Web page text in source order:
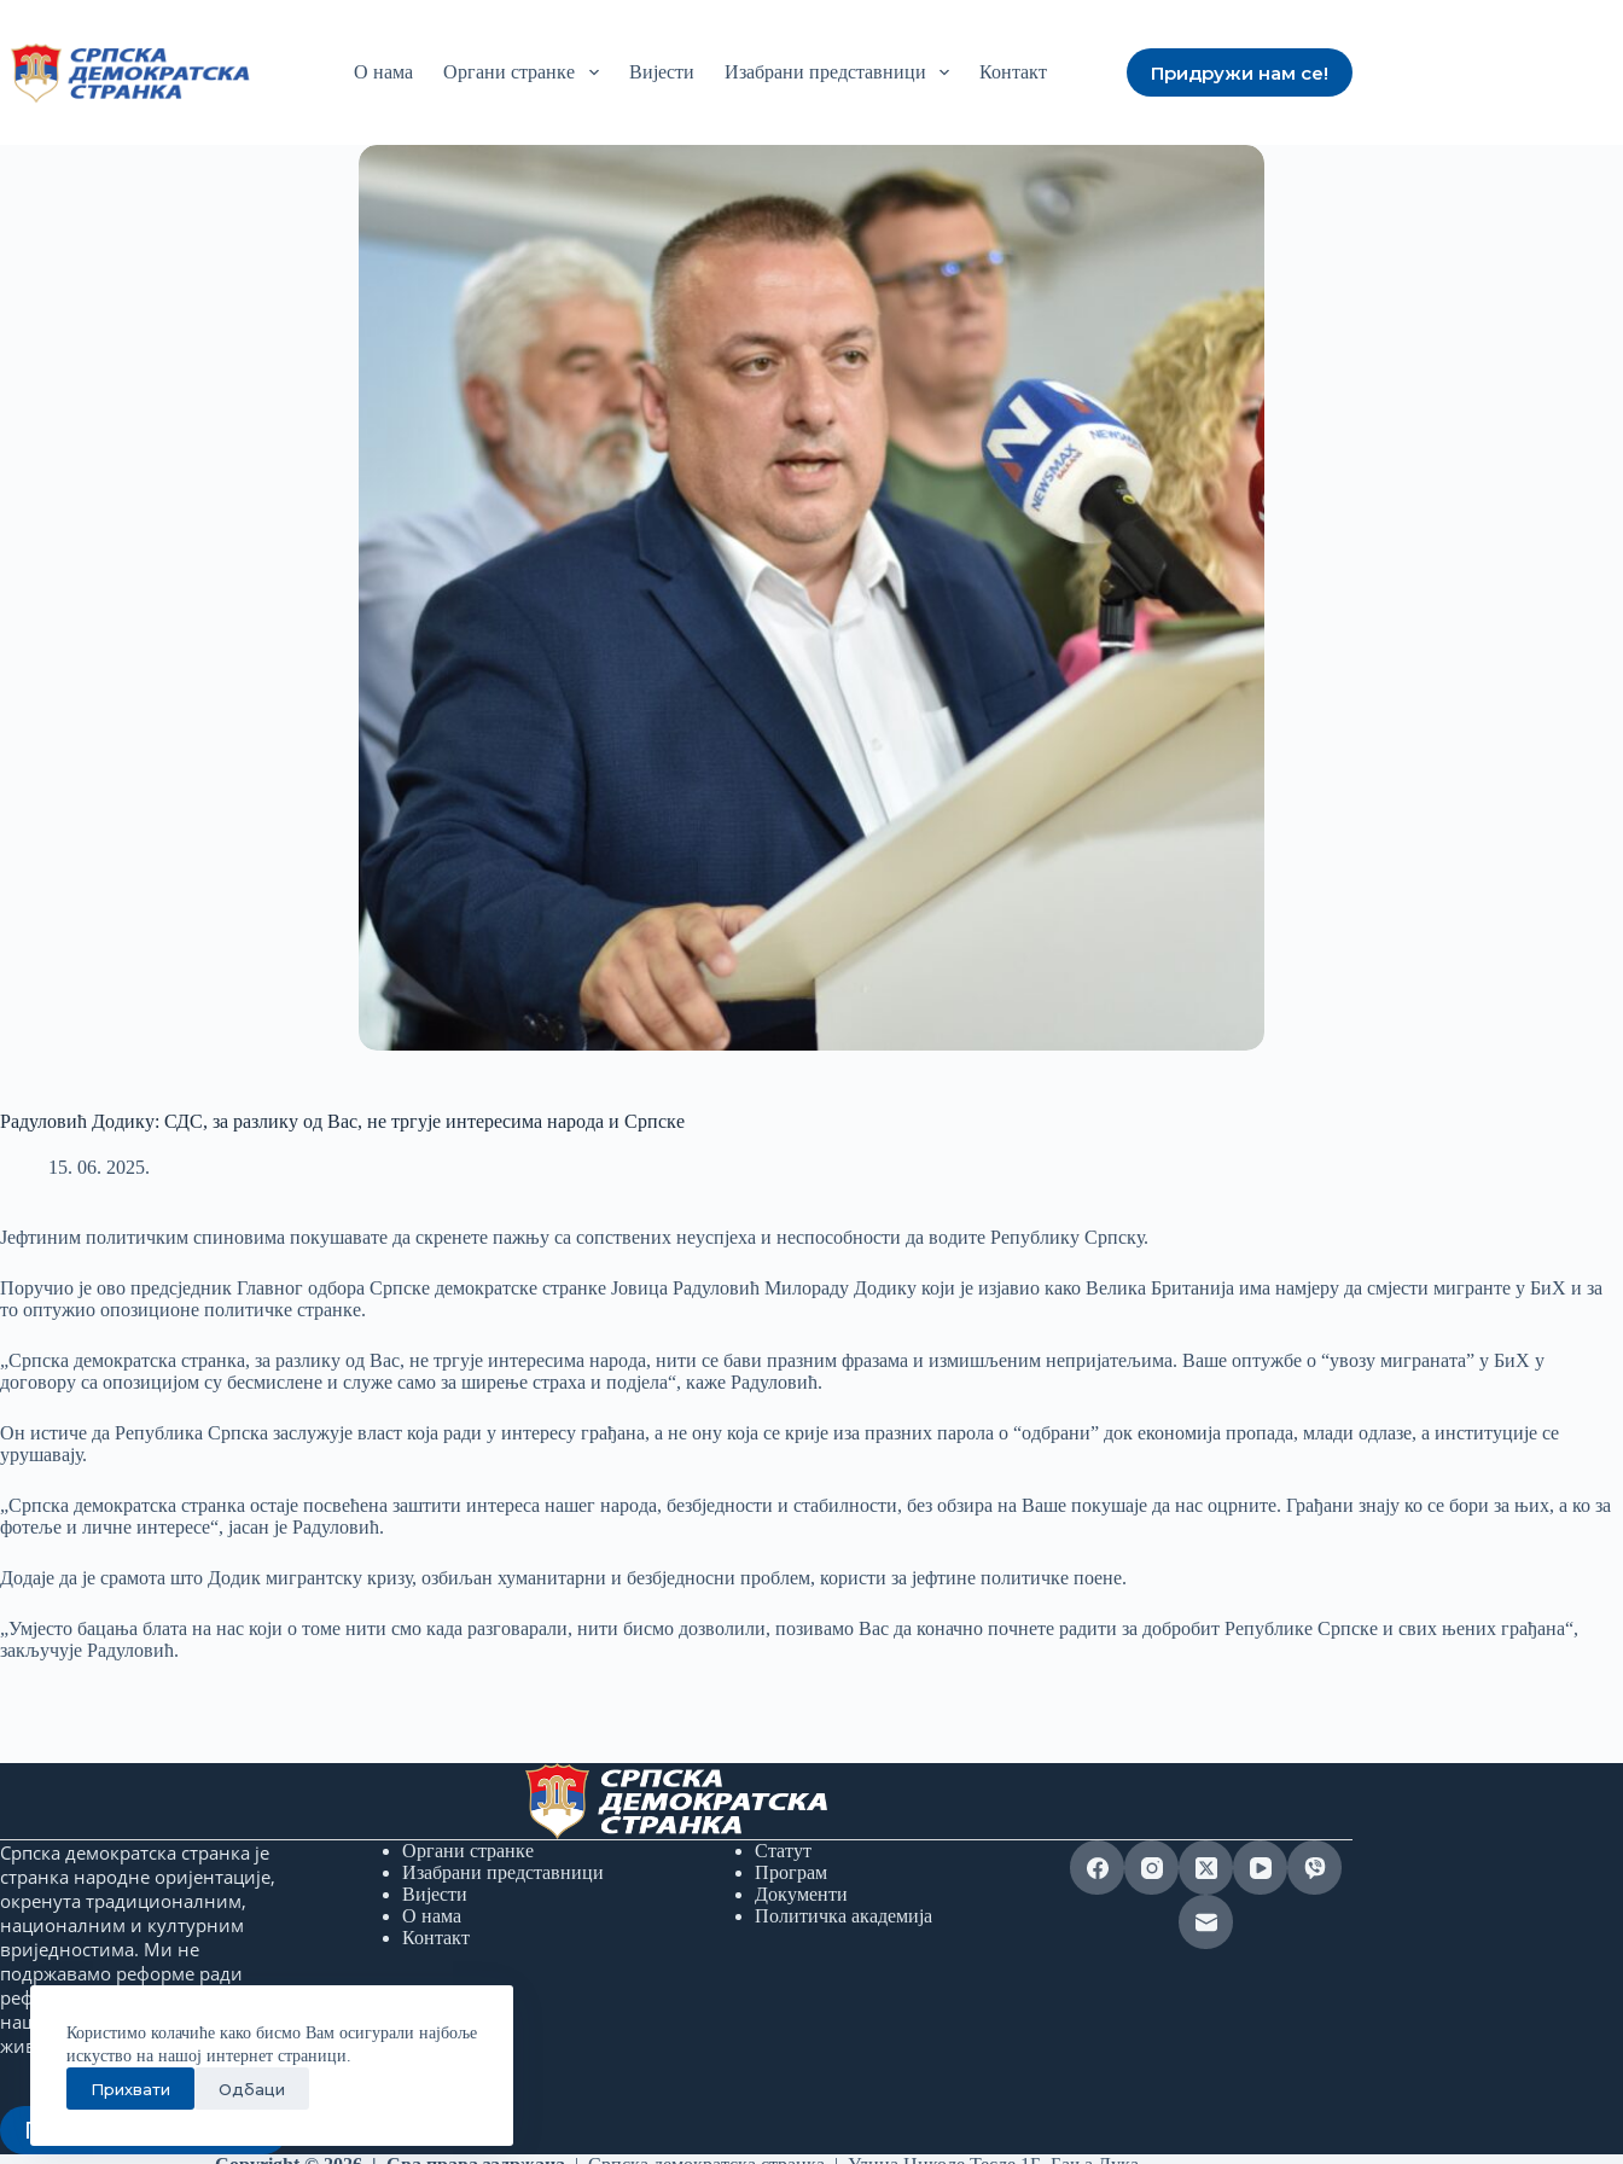
Користимо колачиће како бисмо Вам осигурали најбоље
искуство на нашој интернет страници.
Прихвати Одбаци
О нама Органи странке Вијести Изабрани представници Контакт Придружи нам се!
Радуловић Додику: СДС, за разлику од Вас, не тргује интересима народа и Српске
15. 06. 2025.
Јефтиним политичким спиновима покушавате да скренете пажњу са сопствених неуспјеха и неспособности да водите Републику Српску.
Поручио је ово предсједник Главног одбора Српске демократске странке Јовица Радуловић Милораду Додику који је изјавио како Велика Британија има намјеру да смјести мигранте у БиХ и за
то оптужио опозиционе политичке странке.
„Српска демократска странка, за разлику од Вас, не тргује интересима народа, нити се бави празним фразама и измишљеним непријатељима. Ваше оптужбе о “увозу миграната” у БиХ у
договору са опозицијом су бесмислене и служе само за ширење страха и подјела“, каже Радуловић.
Он истиче да Република Српска заслужује власт која ради у интересу грађана, а не ону која се крије иза празних парола о “одбрани” док економија пропада, млади одлазе, а институције се
урушавају.
„Српска демократска странка остаје посвећена заштити интереса нашег народа, безбједности и стабилности, без обзира на Ваше покушаје да нас оцрните. Грађани знају ко се бори за њих, а ко за
фотеље и личне интересе“, јасан је Радуловић.
Додаје да је срамота што Додик мигрантску кризу, озбиљан хуманитарни и безбједносни проблем, користи за јефтине политичке поене.
„Умјесто бацања блата на нас који о томе нити смо када разговарали, нити бисмо дозволили, позивамо Вас да коначно почнете радити за добробит Републике Српске и свих њених грађана“,
закључује Радуловић.
Српска демократска странка је
странка народне оријентације,
окренута традиционалним,
националним и културним
вриједностима. Ми не
подржавамо реформе ради
реформи, него реформе које ће
нашем народу донијети бољи
живот и сигурнију будућност.
Придружи нам се!
Органи странке
Изабрани представници
Вијести
О нама
Контакт
Статут
Програм
Документи
Политичка академија